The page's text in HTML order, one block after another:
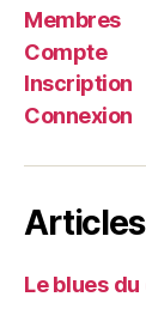
Membres
Compte
Inscription
Connexion
Le blues